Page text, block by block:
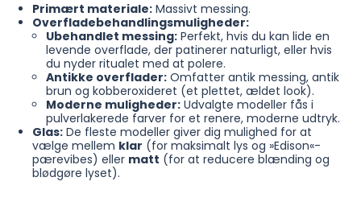
Primært materiale:Massivt messing.
Overfladebehandlingsmuligheder:
Ubehandlet messing: Perfekt, hvis du kan lide en
levende overflade, der patinerer naturligt, eller hvis
du nyder ritualet med at polere.
Antikke overflader: Omfatter antik messing, antik
brun og kobberoxideret (et plettet, ældet look).
Moderne muligheder: Udvalgte modeller fås i
pulverlakerede farver for et renere, moderne udtryk.
Glas:De fleste modeller giver dig mulighed for at
vælge mellem klar (for maksimalt lys og »Edison«-
pærevibes) eller matt (for at reducere blænding og
blødgøre lyset).